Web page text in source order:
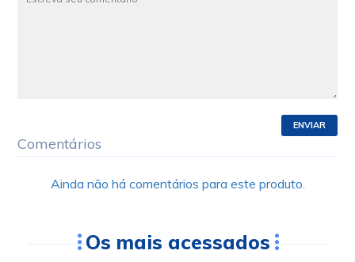
ENVIAR
Comentários
Ainda não há comentários para este produto.
Os mais acessados